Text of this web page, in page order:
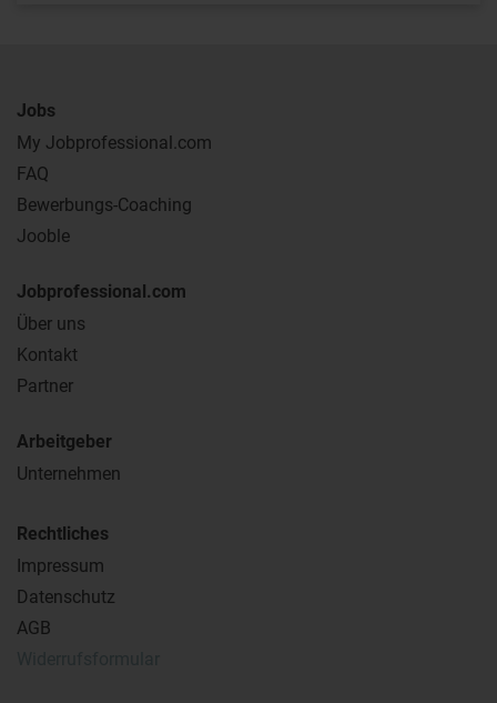
Jobs
My Jobprofessional.com
FAQ
Bewerbungs-Coaching
Jooble
Jobprofessional.com
Über uns
Kontakt
Partner
Arbeitgeber
Unternehmen
Rechtliches
Impressum
Datenschutz
AGB